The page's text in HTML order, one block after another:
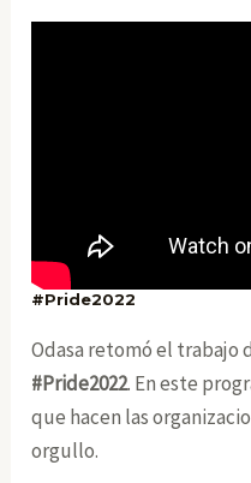
#Pride2022
Odasa retomó el trabajo
#Pride2022. En este
que hacen las
orgullo.